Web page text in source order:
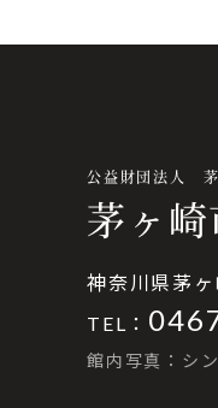
公益財団法人 茅
茅ヶ
神奈川県茅
TEL：
館内写真：シ